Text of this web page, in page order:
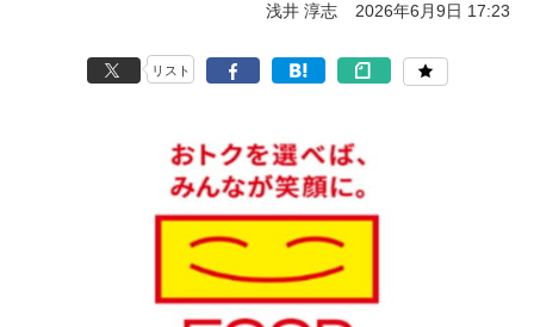
浅井 淳志 2026年6月9日 17:23
リスト